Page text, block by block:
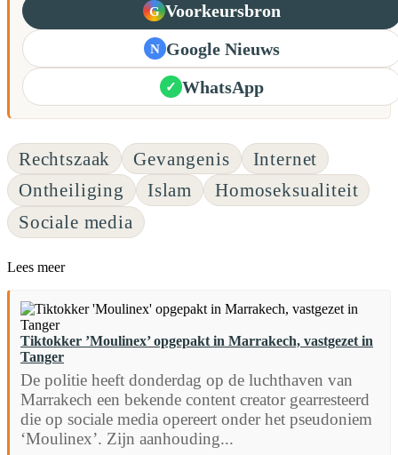
G Voorkeursbron
N Google Nieuws
✓ WhatsApp
Rechtszaak Gevangenis
Internet
Ontheiliging
Islam
Homoseksualiteit
Sociale media
Lees meer
Tiktokker ’Moulinex’ opgepakt in Marrakech, vastgezet in
Tanger
De politie heeft donderdag op de luchthaven van
Marrakech een bekende content creator gearresteerd
die op sociale media opereert onder het pseudoniem
‘Moulinex’. Zijn aanhouding...